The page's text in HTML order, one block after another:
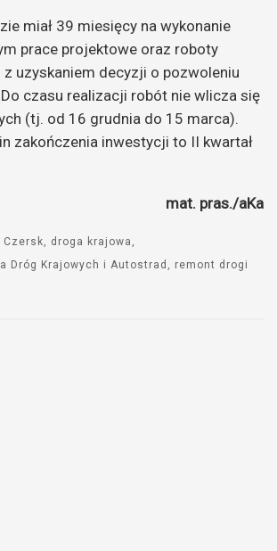
miał 39 miesięcy na wykonanie
prace projektowe oraz roboty
uzyskaniem decyzji o pozwoleniu
czasu realizacji robót nie wlicza się
(tj. od 16 grudnia do 15 marca).
zakończenia inwestycji to II kwartał
mat. pras./aKa
Czersk
droga krajowa
Dróg Krajowych i Autostrad
remont drogi